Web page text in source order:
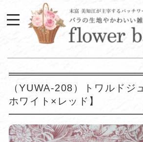
（YUWA-208）トワルドジ
ホワイト×レッド】